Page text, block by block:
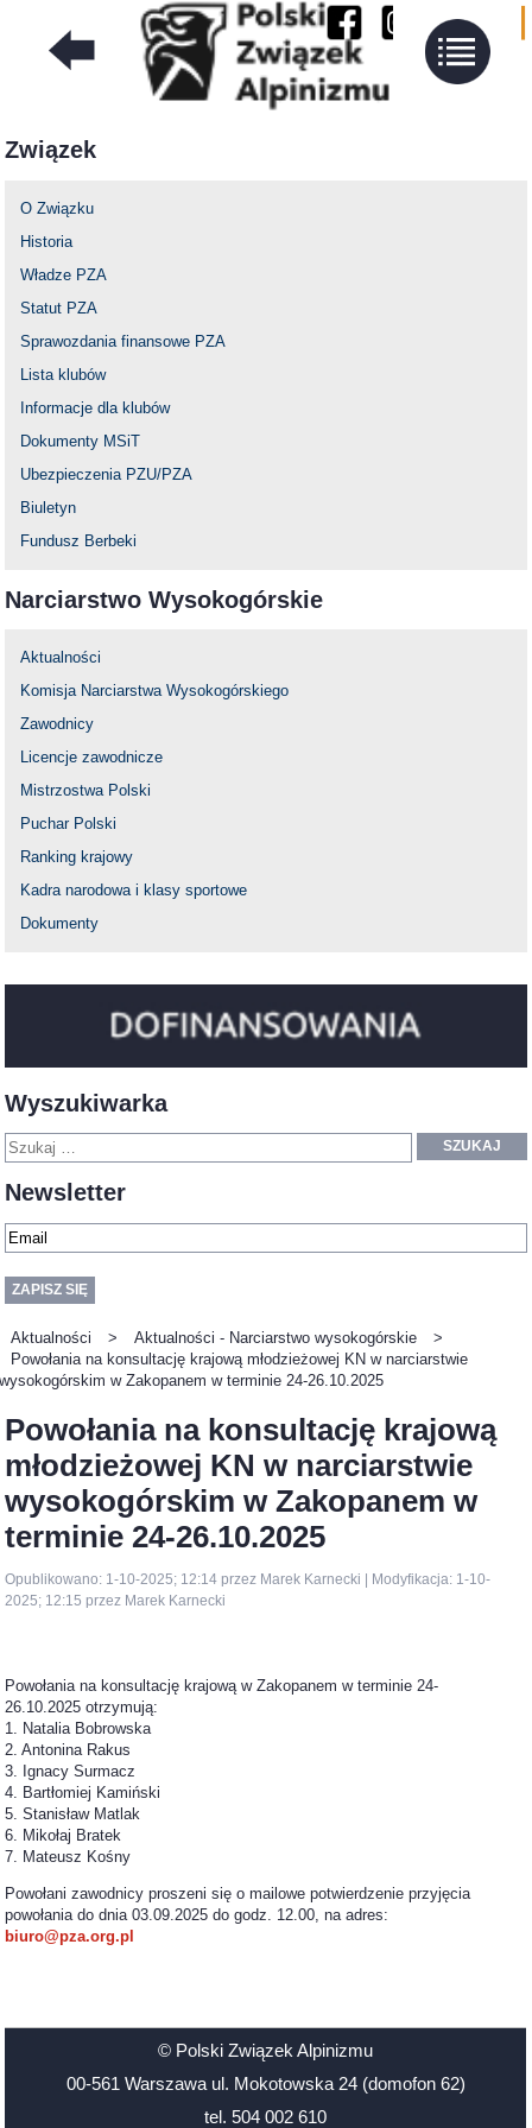
Związek
O Związku
Historia
Władze PZA
Statut PZA
Sprawozdania finansowe PZA
Lista klubów
Informacje dla klubów
Dokumenty MSiT
Ubezpieczenia PZU/PZA
Biuletyn
Fundusz Berbeki
Narciarstwo Wysokogórskie
Aktualności
Komisja Narciarstwa Wysokogórskiego
Zawodnicy
Licencje zawodnicze
Mistrzostwa Polski
Puchar Polski
Ranking krajowy
Kadra narodowa i klasy sportowe
Dokumenty
Wyszukiwarka
SZUKAJ
Newsletter
Aktualności > Aktualności - Narciarstwo wysokogórskie
>
Powołania na konsultację krajową młodzieżowej KN w narciarstwie
wysokogórskim w Zakopanem w terminie 24-26.10.2025
Powołania na konsultację krajową
młodzieżowej KN w narciarstwie
wysokogórskim w Zakopanem w
terminie 24-26.10.2025
Opublikowano: 1-10-2025; 12:14 przez Marek Karnecki | Modyfikacja: 1-10-
2025; 12:15 przez Marek Karnecki
Powołania na konsultację krajową w Zakopanem w terminie 24-
26.10.2025 otrzymują:
1. Natalia Bobrowska
2. Antonina Rakus
3. Ignacy Surmacz
4. Bartłomiej Kamiński
5. Stanisław Matlak
6. Mikołaj Bratek
7. Mateusz Kośny
Powołani zawodnicy proszeni się o mailowe potwierdzenie przyjęcia
powołania do dnia 03.09.2025 do godz. 12.00, na adres:
biuro@pza.org.pl
© Polski Związek Alpinizmu
00-561 Warszawa ul. Mokotowska 24 (domofon 62)
tel. 504 002 610